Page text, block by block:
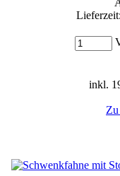
Lieferzeit:
inkl.